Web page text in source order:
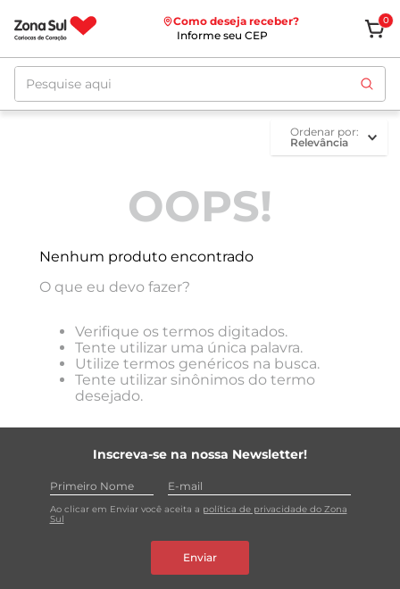
Como deseja receber?
Informe seu CEP
0
Pesquise aqui
ordenar por
Relevância
OOPS!
Nenhum produto encontrado
O que eu devo fazer?
Verifique os termos digitados.
Tente utilizar uma única palavra.
Utilize termos genéricos na busca.
Tente utilizar sinônimos do termo
desejado.
Inscreva-se na nossa Newsletter!
Ao clicar em Enviar você aceita a política de privacidade do Zona
Sul
Enviar